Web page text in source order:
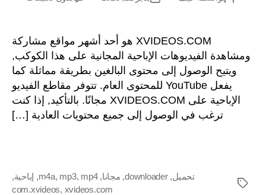
كيفية
تنزيل
XVIDEOS
مجانًا
مع
أفضل
برامج
XVIDEOS.COM هو أحد أشهر مواقع مشاركة
الفيديوهات الإباحية المجانية على هذا الكوكب,
ويتيح الوصول إلى محتوى البالغين بطريقة مماثلة كما
يفعل YouTube للمحتوى العام. تتوفر مقاطع الفيديو
الإباحية على XVIDEOS.COM مجانًا. بالتأكيد, إذا كنت
ترغب في الوصول إلى جميع محتويات العادية […]
العلامات
,
downloader
,مجانا,
m4a ,mp3 ,mp4
, إباحية,
com.xvideos,xvideos.com